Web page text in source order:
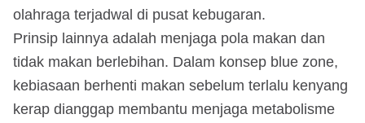
olahraga terjadwal di pusat kebugaran.
Prinsip lainnya adalah menjaga pola makan dan
tidak makan berlebihan. Dalam konsep blue zone,
kebiasaan berhenti makan sebelum terlalu kenyang
kerap dianggap membantu menjaga metabolisme